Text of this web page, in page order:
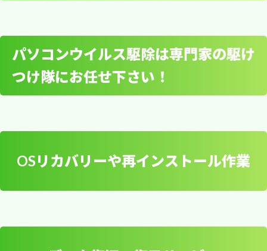
宇和田・槇野地・中川崎・高須賀
吉野・平須賀・戸島・西関宿・細野・花島・長
間・中島・天神島
パソコンの宅配修理をご希望のお客様
へ
す。お近くの取扱店にご相談下さい。
コンピューターのトラブルにお困りの方へ、即日
さを実現！
データを残したままトラブルを解決！お客様の大
理を行います。メーカーサポートや家電量販店な
どで修理した際、データが初期化されてしまった
経験はありませんか？故障の内容によりますが、
パソコンを初期化することでトラブルの対処をす
恐れがあります。弊社では事前見積もりで、お客
で安心！
無線LAN設定やWi-Fi接続
出張サポート！
パソコンウイルス駆除は専門家の駆け
つけ隊にお任せ下さい！
任せ下さい！
OSリカバリーや再インストール作業